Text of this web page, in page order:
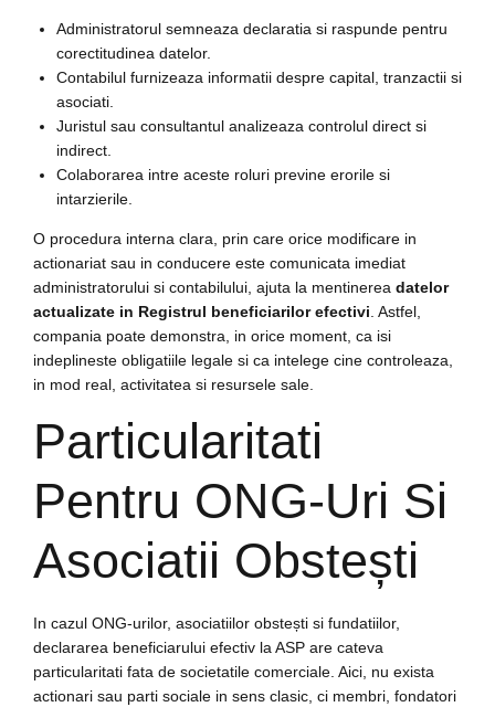
Administratorul semneaza declaratia si raspunde pentru
corectitudinea datelor.
Contabilul furnizeaza informatii despre capital, tranzactii si
asociati.
Juristul sau consultantul analizeaza controlul direct si
indirect.
Colaborarea intre aceste roluri previne erorile si
intarzierile.
O procedura interna clara, prin care orice modificare in
actionariat sau in conducere este comunicata imediat
administratorului si contabilului, ajuta la mentinerea datelor
actualizate in Registrul beneficiarilor efectivi. Astfel,
compania poate demonstra, in orice moment, ca isi
indeplineste obligatiile legale si ca intelege cine controleaza,
in mod real, activitatea si resursele sale.
Particularitati
Pentru ONG-Uri Si
Asociatii Obstești
In cazul ONG-urilor, asociatiilor obstești si fundatiilor,
declararea beneficiarului efectiv la ASP are cateva
particularitati fata de societatile comerciale. Aici, nu exista
actionari sau parti sociale in sens clasic, ci membri, fondatori